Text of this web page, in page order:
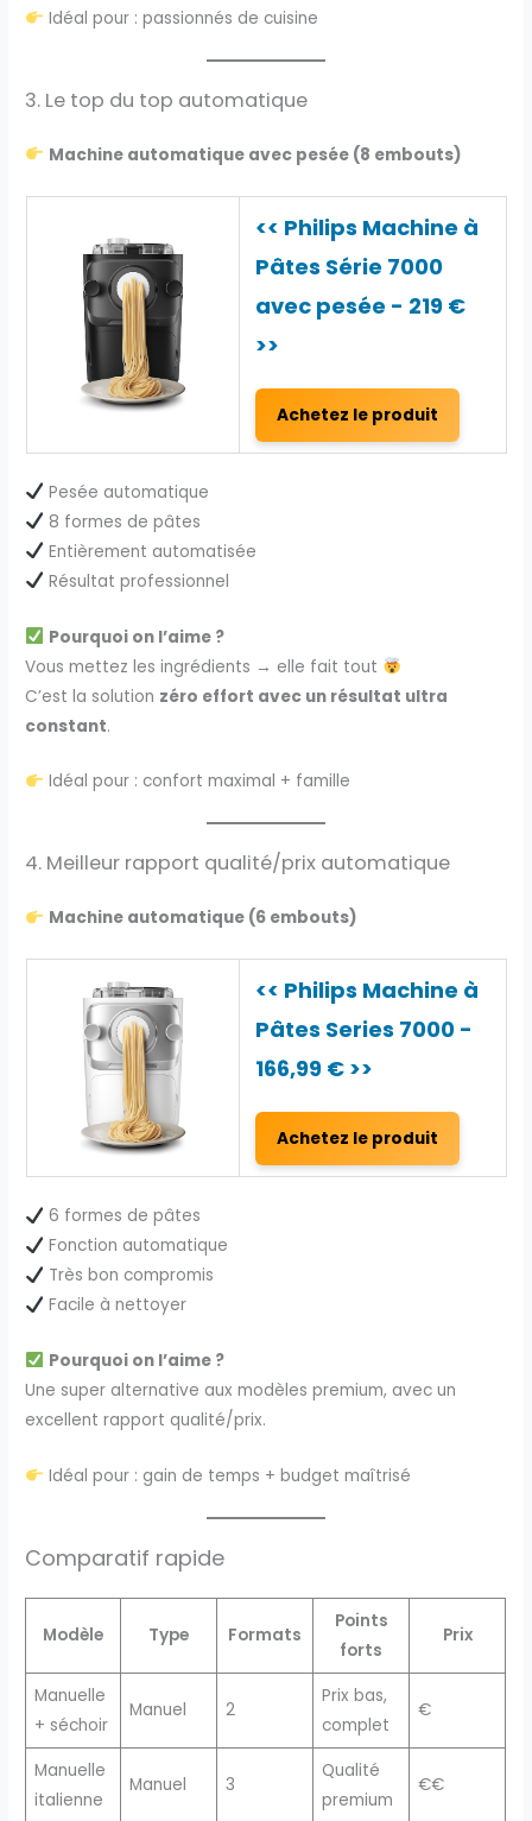
Idéal pour : passionnés de cuisine
3. Le top du top automatique
Machine automatique avec pesée (8 embouts)
<< Philips Machine à
Pâtes Série 7000
avec pesée - 219 €
>>
Achetez le produit
Pesée automatique
8 formes de pâtes
Entièrement automatisée
Résultat professionnel
Pourquoi on l’aime ?
Vous mettez les ingrédients → elle fait tout
C’est la solution zéro effort avec un résultat ultra
constant.
Idéal pour : confort maximal + famille
4. Meilleur rapport qualité/prix automatique
Machine automatique (6 embouts)
<< Philips Machine à
Pâtes Series 7000 -
166,99 € >>
Achetez le produit
6 formes de pâtes
Fonction automatique
Très bon compromis
Facile à nettoyer
Pourquoi on l’aime ?
Une super alternative aux modèles premium, avec un
excellent rapport qualité/prix.
Idéal pour : gain de temps + budget maîtrisé
Comparatif rapide
Modèle Type Formats
Points
forts
Prix
Manuelle
+ séchoir
Manuel 2
Prix bas,
complet
€
Manuelle
italienne
Manuel 3
Qualité
premium
€€